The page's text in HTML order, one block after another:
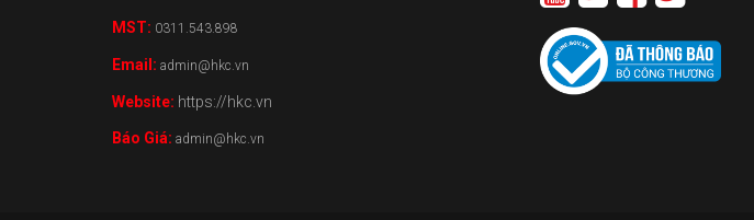
MST: 0311.543.898
Email: admin@hkc.vn
Website: https://hkc.vn
Báo Giá: admin@hkc.vn